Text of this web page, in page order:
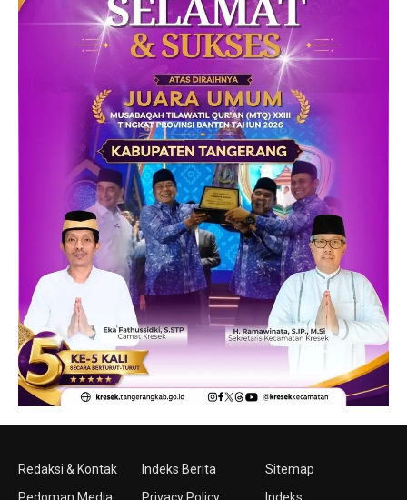
Redaksi & Kontak
Indeks Berita
Sitemap